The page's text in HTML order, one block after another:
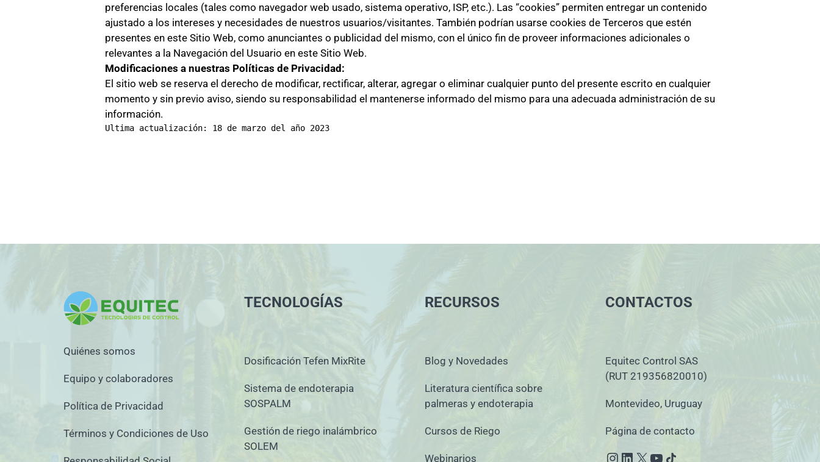
preferencias locales (tales como navegador web usado, sistema operativo, ISP, etc.). Las “cookies” permiten entregar un contenido
ajustado a los intereses y necesidades de nuestros usuarios/visitantes. También podrían usarse cookies de Terceros que estén
presentes en este Sitio Web, como anunciantes o publicidad del mismo, con el único fin de proveer informaciones adicionales o
relevantes a la Navegación del Usuario en este Sitio Web.
Modificaciones a nuestras Políticas de Privacidad:
El sitio web se reserva el derecho de modificar, rectificar, alterar, agregar o eliminar cualquier punto del presente escrito en cualquier
momento y sin previo aviso, siendo su responsabilidad el mantenerse informado del mismo para una adecuada administración de su
información.
Ultima actualización: 18 de marzo del año 2023
Quiénes somos
Equipo y colaboradores
Política de Privacidad
Términos y Condiciones de Uso
TECNOLOGÍAS
Dosificación Tefen MixRite
Sistema de endoterapia
SOSPALM
Gestión de riego inalámbrico
SOLEM
RECURSOS
Blog y Novedades
Literatura científica sobre
palmeras y endoterapia
Cursos de Riego
Webinarios
CONTACTOS
Equitec Control SAS
(RUT 219356820010)
Montevideo, Uruguay
Página de contacto
Instagram
LinkedIn
X YouTube
Icono de compartir